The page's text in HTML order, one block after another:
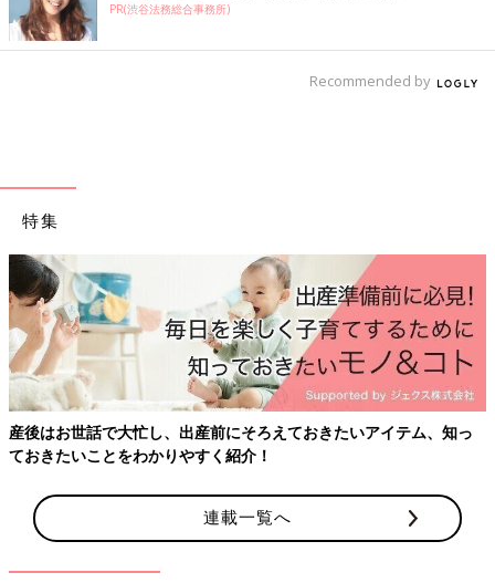
秘!? その原因と対処法
離乳食を始めたら、赤ちゃんのうんちの様子が
変わってきて、ちょっと心配なことってありま
思うケアでも、やってはいけないことや、やらないほうがいいこ
と、結構ありましたね。ケアのしかたで迷うことは、医師などに
■参考：「いつでもどこでもHAPPY育児生活ガイドBOOK」（ベ
ネッセコーポレーション刊）
監修／【小児科医】山中龍宏 先生
初回公開日 2018/08/01
育児中におススメのアプリ
アプリ「まいにちのたまひよ」
PR(渋谷法務総合事務所)
Recommended by
特集
産後はお世話で大忙し、出産前にそろえておきたいアイテム、知っ
ておきたいことをわかりやすく紹介！
連載一覧へ